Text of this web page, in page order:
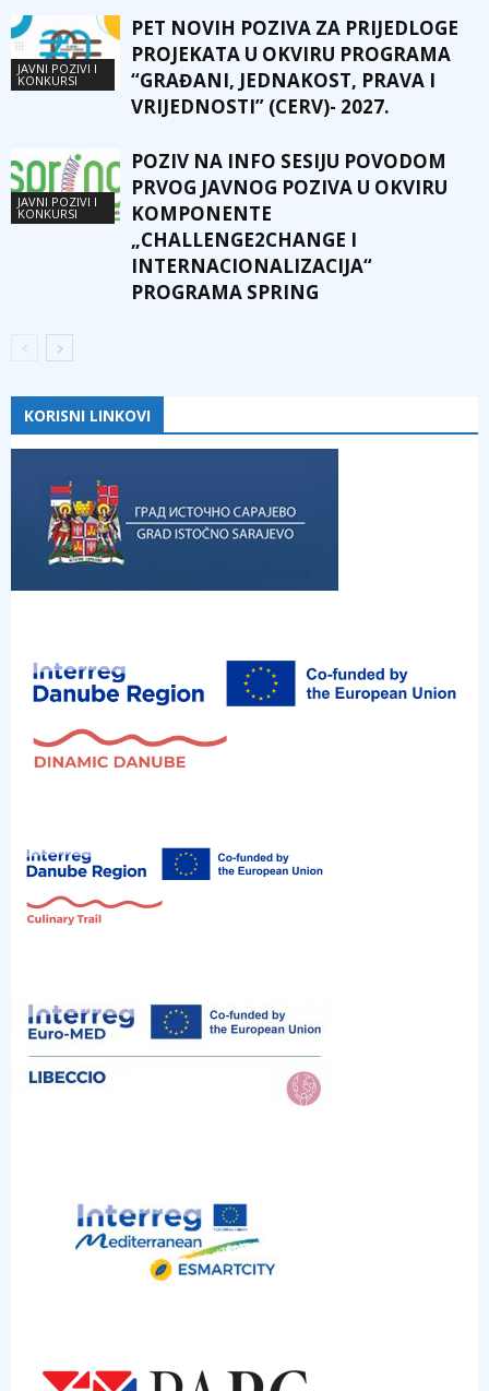
JAVNI POZIVI I
KONKURSI
PET NOVIH POZIVA ZA PRIJEDLOGE
PROJEKATA U OKVIRU PROGRAMA
“GRAĐANI, JEDNAKOST, PRAVA I
VRIJEDNOSTI” (CERV)- 2027.
JAVNI POZIVI I
KONKURSI
POZIV NA INFO SESIJU POVODOM
PRVOG JAVNOG POZIVA U OKVIRU
KOMPONENTE
„CHALLENGE2CHANGE I
INTERNACIONALIZACIJA“
PROGRAMA SPRING
KORISNI LINKOVI